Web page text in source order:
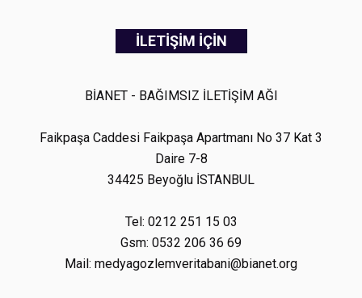
İLETİŞİM İÇİN
BİANET - BAĞIMSIZ İLETİŞİM AĞI
Faikpaşa Caddesi Faikpaşa Apartmanı No 37 Kat 3
Daire 7-8
34425 Beyoğlu İSTANBUL
Tel: 0212 251 15 03
Gsm: 0532 206 36 69
Mail: medyagozlemveritabani@bianet.org